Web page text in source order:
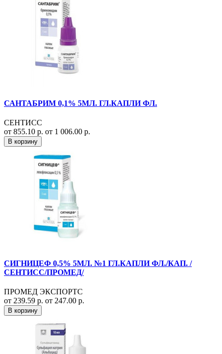
САНТАБРИМ 0,1% 5МЛ. ГЛ.КАПЛИ ФЛ.
СЕНТИСС
от 855.10 р. от 1 006.00 р.
В корзину
СИГНИЦЕФ 0,5% 5МЛ. №1 ГЛ.КАПЛИ ФЛ./КАП. /
СЕНТИСС/ПРОМЕД/
ПРОМЕД ЭКСПОРТС
от 239.59 р. от 247.00 р.
В корзину